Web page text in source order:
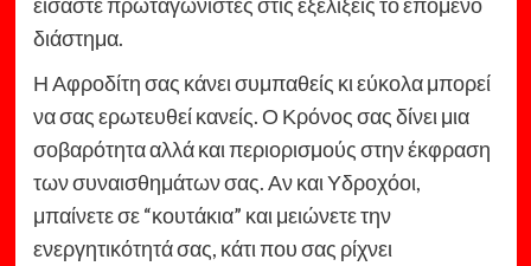
διάστημα.
Η Αφροδίτη σας κάνει συμπαθείς κι εύκολα μπορεί
να σας ερωτευθεί κανείς. Ο Κρόνος σας δίνει μια
σοβαρότητα αλλά και περιορισμούς στην έκφραση
των συναισθημάτων σας. Αν και Υδροχόοι,
μπαίνετε σε “κουτάκια” και μειώνετε την
ενεργητικότητά σας, κάτι που σας ρίχνει